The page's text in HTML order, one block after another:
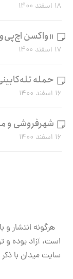
۱۸ اسفند ۱۴۰۰
«واکسن
۱۷ اسفند ۱۴۰۰
حمله
۱۶ اسفند ۱۴۰۰
شهرفروشی و
۱۶ اسفند ۱۴۰۰
هرگونه انتشار و
است، آزاد بوده و
سایت میدان با